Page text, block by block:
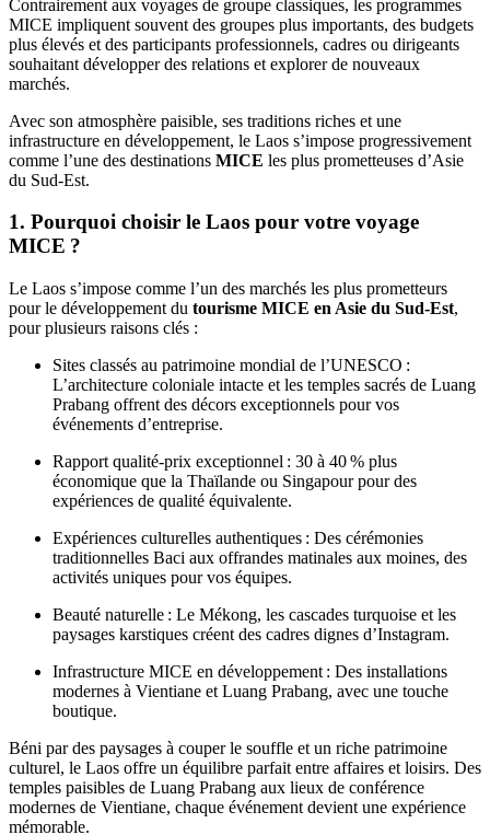
Contrairement aux voyages de groupe classiques, les programmes
MICE impliquent souvent des groupes plus importants, des budgets
plus élevés et des participants professionnels, cadres ou dirigeants
souhaitant développer des relations et explorer de nouveaux
marchés.
Avec son atmosphère paisible, ses traditions riches et une
infrastructure en développement, le Laos s’impose progressivement
comme l’une des destinations MICE les plus prometteuses d’Asie
du Sud-Est.
1. Pourquoi choisir le Laos pour votre voyage
MICE ?
Le Laos s’impose comme l’un des marchés les plus prometteurs
pour le développement du tourisme MICE en Asie du Sud-Est,
pour plusieurs raisons clés :
Sites classés au patrimoine mondial de l’UNESCO :
L’architecture coloniale intacte et les temples sacrés de Luang
Prabang offrent des décors exceptionnels pour vos
événements d’entreprise.
Rapport qualité-prix exceptionnel : 30 à 40 % plus
économique que la Thaïlande ou Singapour pour des
expériences de qualité équivalente.
Expériences culturelles authentiques : Des cérémonies
traditionnelles Baci aux offrandes matinales aux moines, des
activités uniques pour vos équipes.
Beauté naturelle : Le Mékong, les cascades turquoise et les
paysages karstiques créent des cadres dignes d’Instagram.
Infrastructure MICE en développement : Des installations
modernes à Vientiane et Luang Prabang, avec une touche
boutique.
Béni par des paysages à couper le souffle et un riche patrimoine
culturel, le Laos offre un équilibre parfait entre affaires et loisirs. Des
temples paisibles de Luang Prabang aux lieux de conférence
modernes de Vientiane, chaque événement devient une expérience
mémorable.